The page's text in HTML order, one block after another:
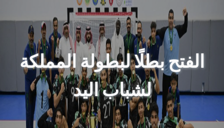
الفتح بطلًا لبطولة المملكة
لشباب اليد